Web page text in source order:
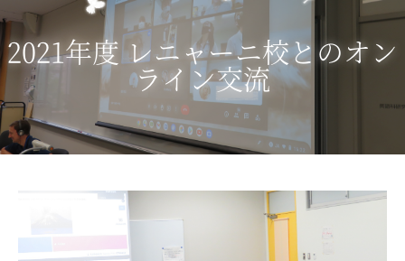
生徒数・教職員数
卒業後の進路
卒業生からのメッセージ
AOYAMA STYLE
特色ある教育
教科・学習内容
平和・共生学習
2021年度 レニャーニ校とのオン
ライン交流